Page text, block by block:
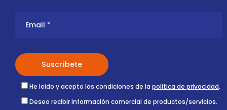
He leído y acepto las condiciones de la política de privacidad.
Deseo recibir información comercial de productos/servicios.